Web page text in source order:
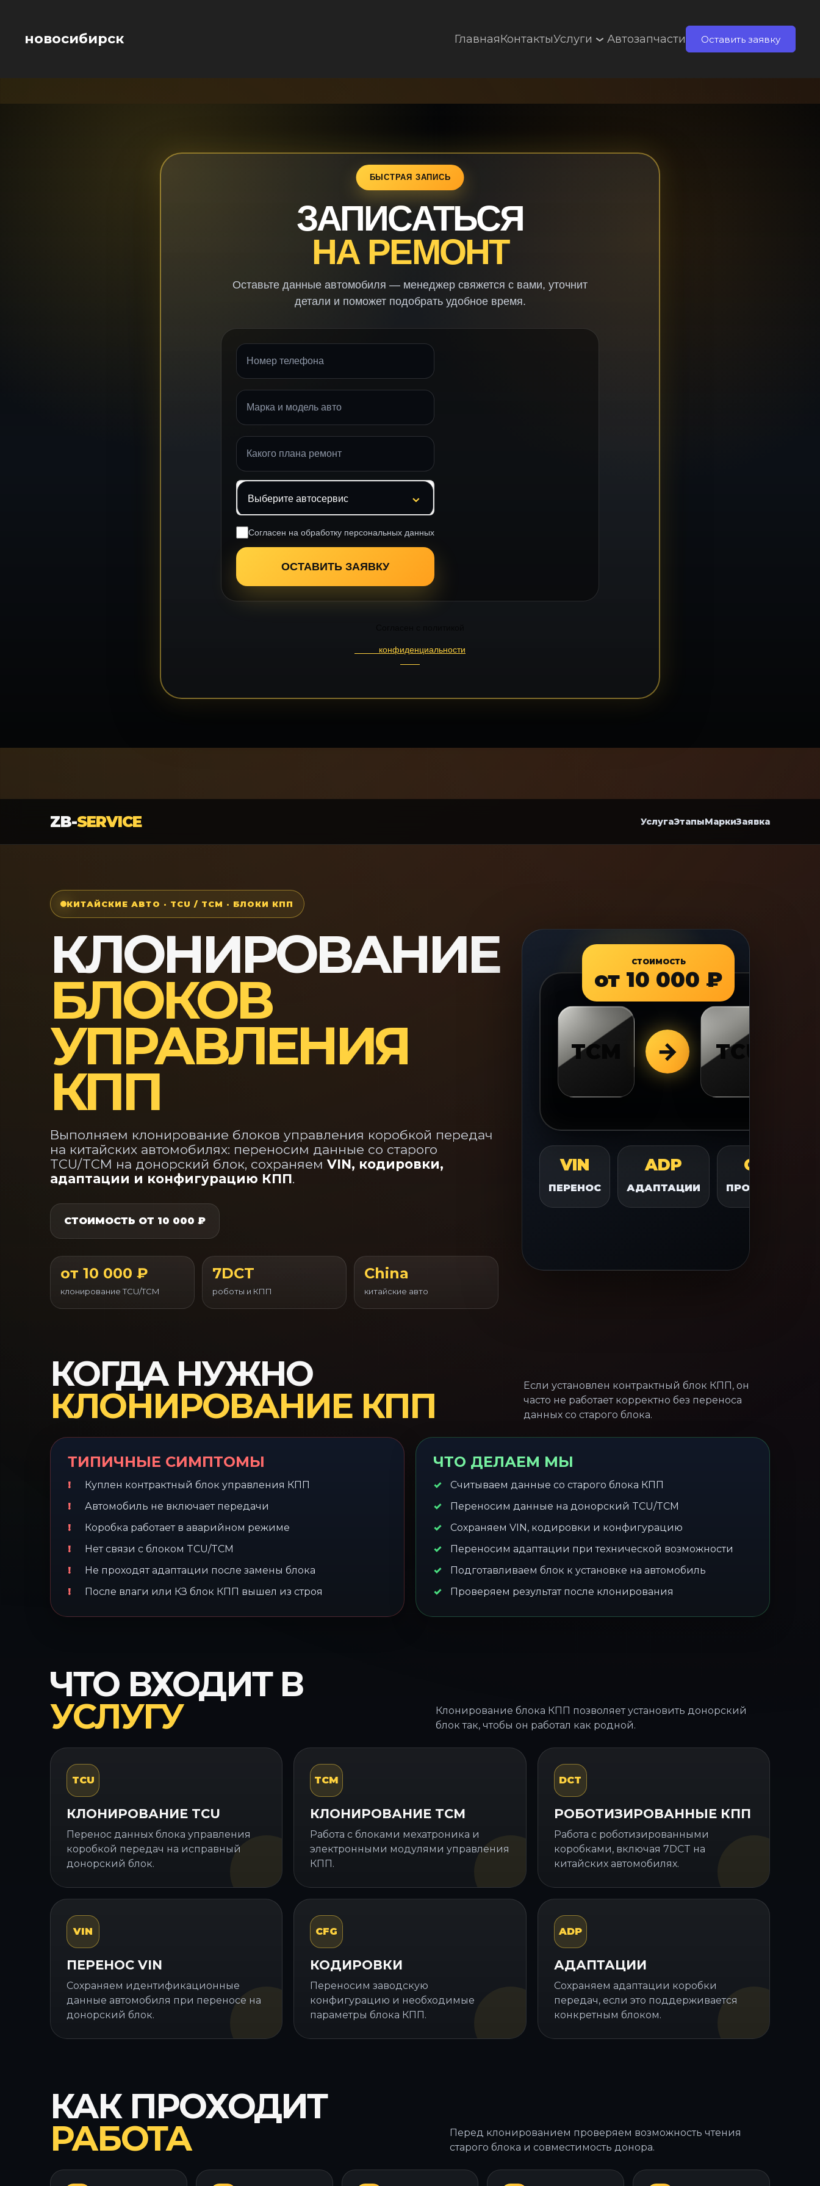
новосибирск ГлавнаяКонтактыУслуги Автозапчасти Оставить заявку
ЗАПИСАТЬСЯ
НА РЕМОНТ
Оставьте данные автомобиля — менеджер свяжется с вами, уточнит
детали и поможет подобрать удобное время.
Согласен на обработку персональных данных
ОСТАВИТЬ ЗАЯВКУ
конфиденциальности
ZB-SERVICE УслугаЭтапыМаркиЗаявка
КИТАЙСКИЕ АВТО · TCU / TCM · БЛОКИ КПП
КЛОНИРОВАНИЕ
БЛОКОВ
УПРАВЛЕНИЯ
КПП
Выполняем клонирование блоков управления коробкой передач
на китайских автомобилях: переносим данные со старого
TCU/TCM на донорский блок, сохраняем VIN, кодировки,
адаптации и конфигурацию КПП.
СТОИМОСТЬ ОТ 10 000 ₽
от 10 000 ₽
клонирование TCU/TCM
7DCT
роботы и КПП
China
китайские авто
СТОИМОСТЬ
от 10 000 ₽
TCM → TCU
VIN
ПЕРЕНОС
ADP
АДАПТАЦИИ
OK
ПРОВЕРКА
КОГДА НУЖНО
КЛОНИРОВАНИЕ КПП
Если установлен контрактный блок КПП, он
часто не работает корректно без переноса
данных со старого блока.
ТИПИЧНЫЕ СИМПТОМЫ
Куплен контрактный блок управления КПП
Автомобиль не включает передачи
Коробка работает в аварийном режиме
Нет связи с блоком TCU/TCM
Не проходят адаптации после замены блока
После влаги или КЗ блок КПП вышел из строя
ЧТО ДЕЛАЕМ МЫ
Считываем данные со старого блока КПП
Переносим данные на донорский TCU/TCM
Сохраняем VIN, кодировки и конфигурацию
Переносим адаптации при технической возможности
Подготавливаем блок к установке на автомобиль
Проверяем результат после клонирования
ЧТО ВХОДИТ В
УСЛУГУ
Клонирование блока КПП позволяет установить донорский
блок так, чтобы он работал как родной.
TCU
КЛОНИРОВАНИЕ TCU
Перенос данных блока управления
коробкой передач на исправный
донорский блок.
TCM
КЛОНИРОВАНИЕ TCM
Работа с блоками мехатроника и
электронными модулями управления
КПП.
DCT
РОБОТИЗИРОВАННЫЕ КПП
Работа с роботизированными
коробками, включая 7DCT на
китайских автомобилях.
VIN
ПЕРЕНОС VIN
Сохраняем идентификационные
данные автомобиля при переносе на
донорский блок.
CFG
КОДИРОВКИ
Переносим заводскую
конфигурацию и необходимые
параметры блока КПП.
ADP
АДАПТАЦИИ
Сохраняем адаптации коробки
передач, если это поддерживается
конкретным блоком.
КАК ПРОХОДИТ
РАБОТА
Перед клонированием проверяем возможность чтения
старого блока и совместимость донора.